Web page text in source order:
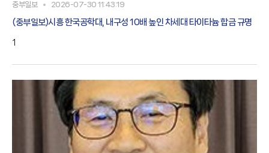
중부일보 2026-07-30 11:43:19
(중부일보)시흥 한국공학대, 내구성 10배 높인 차세대 타이타늄 합금 규명
1